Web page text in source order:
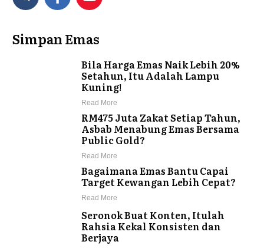
Simpan Emas
Bila Harga Emas Naik Lebih 20%
Setahun, Itu Adalah Lampu
Kuning!
Read More
RM475 Juta Zakat Setiap Tahun,
Asbab Menabung Emas Bersama
Public Gold?
Read More
Bagaimana Emas Bantu Capai
Target Kewangan Lebih Cepat?
Read More
Seronok Buat Konten, Itulah
Rahsia Kekal Konsisten dan
Berjaya